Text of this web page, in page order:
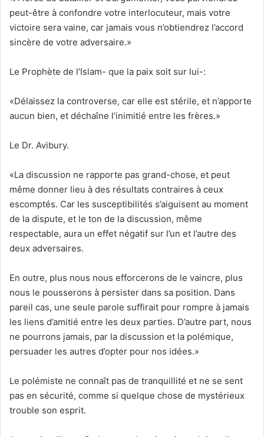
peut-être à confondre votre interlocuteur, mais votre
victoire sera vaine, car jamais vous n’obtiendrez l’accord
sincère de votre adversaire.»
Le Prophète de l’Islam- que la paix soit sur lui-:
«Délaissez la controverse, car elle est stérile, et n’apporte
aucun bien, et déchaîne l’inimitié entre les frères.»
Le Dr. Avibury.
«La discussion ne rapporte pas grand-chose, et peut
même donner lieu à des résultats contraires à ceux
escomptés. Car les susceptibilités s’aiguisent au moment
de la dispute, et le ton de la discussion, même
respectable, aura un effet négatif sur l’un et l’autre des
deux adversaires.
En outre, plus nous nous efforcerons de le vaincre, plus
nous le pousserons à persister dans sa position. Dans
pareil cas, une seule parole suffirait pour rompre à jamais
les liens d’amitié entre les deux parties. D’autre part, nous
ne pourrons jamais, par la discussion et la polémique,
persuader les autres d’opter pour nos idées.»
Le polémiste ne connaît pas de tranquillité et ne se sent
pas en sécurité, comme si quelque chose de mystérieux
trouble son esprit.